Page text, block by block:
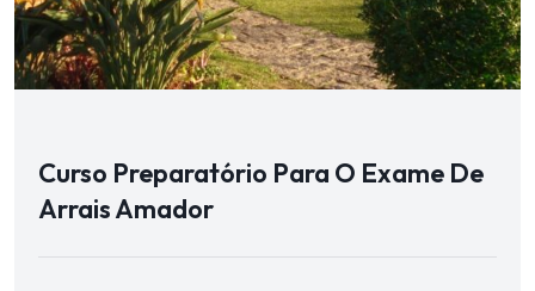
Curso Preparatório Para O Exame De
Arrais Amador